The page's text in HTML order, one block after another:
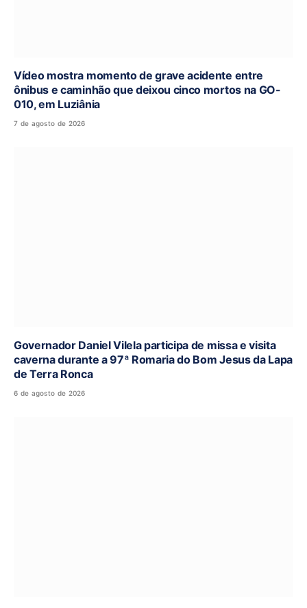
Vídeo mostra momento de grave acidente entre
ônibus e caminhão que deixou cinco mortos na GO-
010, em Luziânia
7 de agosto de 2026
Governador Daniel Vilela participa de missa e visita
caverna durante a 97ª Romaria do Bom Jesus da Lapa
de Terra Ronca
6 de agosto de 2026